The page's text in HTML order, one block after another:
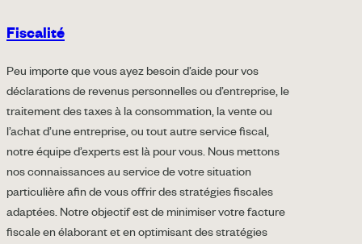
Fiscalité
Peu importe que vous ayez besoin d’aide pour vos
déclarations de revenus personnelles ou d’entreprise, le
traitement des taxes à la consommation, la vente ou
l’achat d’une entreprise, ou tout autre service fiscal,
notre équipe d’experts est là pour vous. Nous mettons
nos connaissances au service de votre situation
particulière afin de vous offrir des stratégies fiscales
adaptées. Notre objectif est de minimiser votre facture
fiscale en élaborant et en optimisant des stratégies